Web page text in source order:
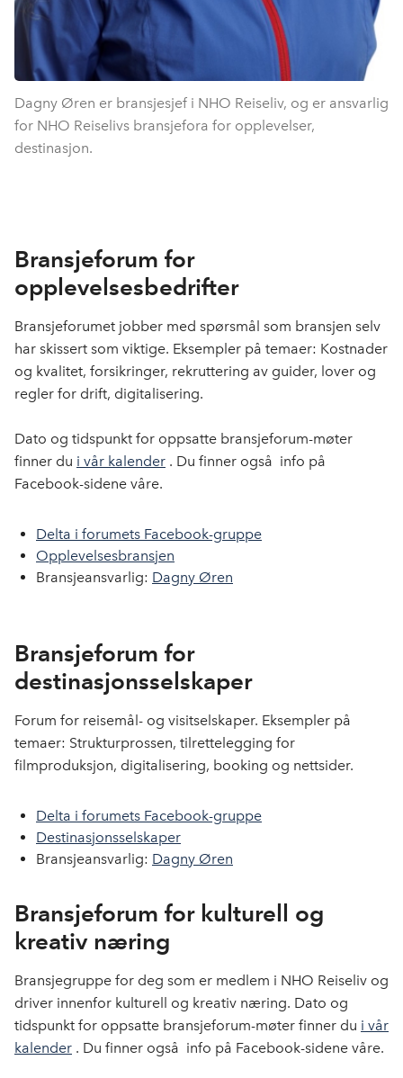
Dagny Øren er bransjesjef i NHO Reiseliv, og er ansvarlig
for NHO Reiselivs bransjefora for opplevelser,
destinasjon.
Bransjeforum for
opplevelsesbedrifter
Bransjeforumet jobber med spørsmål som bransjen selv
har skissert som viktige. Eksempler på temaer: Kostnader
og kvalitet, forsikringer, rekruttering av guider, lover og
regler for drift, digitalisering.
Dato og tidspunkt for oppsatte bransjeforum-møter
finner du i vår kalender . Du finner også info på
Facebook-sidene våre.
Delta i forumets Facebook-gruppe
Opplevelsesbransjen
Bransjeansvarlig: Dagny Øren
Bransjeforum for
destinasjonsselskaper
Forum for reisemål- og visitselskaper. Eksempler på
temaer: Strukturprossen, tilrettelegging for
filmproduksjon, digitalisering, booking og nettsider.
Delta i forumets Facebook-gruppe
Destinasjonsselskaper
Bransjeansvarlig: Dagny Øren
Bransjeforum for kulturell og
kreativ næring
Bransjegruppe for deg som er medlem i NHO Reiseliv og
driver innenfor kulturell og kreativ næring. Dato og
tidspunkt for oppsatte bransjeforum-møter finner du i vår
kalender . Du finner også info på Facebook-sidene våre.